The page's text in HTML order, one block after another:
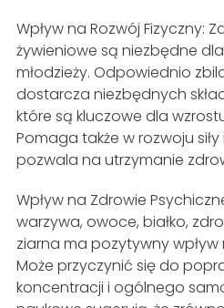
Wpływ na Rozwój Fizyczny:
żywieniowe są niezbędne
młodzieży. Odpowiednio
dostarcza niezbędnych
które są kluczowe dla
Pomaga także w rozwoju
pozwala na utrzymanie
Wpływ na Zdrowie
warzywa, owoce, białko,
ziarna ma pozytywny
Może przyczynić się do
koncentracji i ogólnego